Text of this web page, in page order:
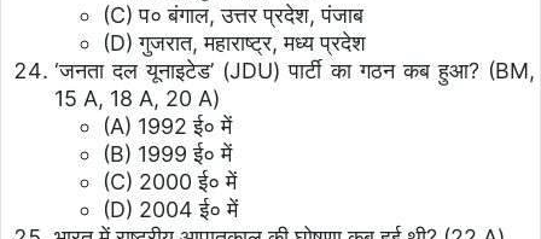
(C) प० बंगाल, उत्तर प्रदेश, पंजाब
(D) गुजरात, महाराष्ट्र, मध्य प्रदेश
‘जनता दल यूनाइटेड’ (JDU) पार्टी का गठन कब हुआ? (BM,
15 A, 18 A, 20 A)
(A) 1992 ई० में
(B) 1999 ई० में
(C) 2000 ई० में
(D) 2004 ई० में